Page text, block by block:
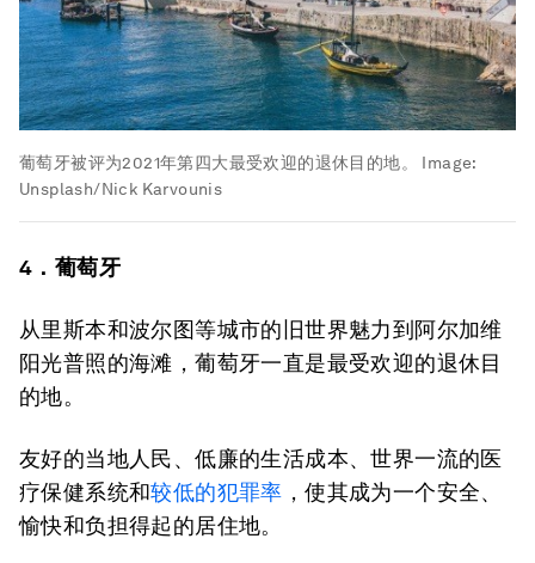
葡萄牙被评为2021年第四大最受欢迎的退休目的地。
Image:
Unsplash/Nick Karvounis
4．葡萄牙
从里斯本和波尔图等城市的旧世界魅力到阿尔加维
阳光普照的海滩，葡萄牙一直是最受欢迎的退休目
的地。
友好的当地人民、低廉的生活成本、世界一流的医
疗保健系统和较低的犯罪率 ，使其成为一个安全、
愉快和负担得起的居住地。